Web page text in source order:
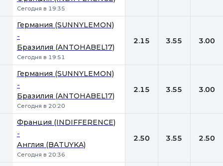
Сегодня в 19:35
Германия (SUNNYLEMON)
-
Бразилия (ANTOHABEL17)
Сегодня в 19:51
2.15 3.55 3.00
Германия (SUNNYLEMON)
-
Бразилия (ANTOHABEL17)
Сегодня в 20:20
2.15 3.55 3.00
Франция (INDIFFERENCE)
-
Англия (BATUYKA)
Сегодня в 20:36
2.50 3.55 2.50